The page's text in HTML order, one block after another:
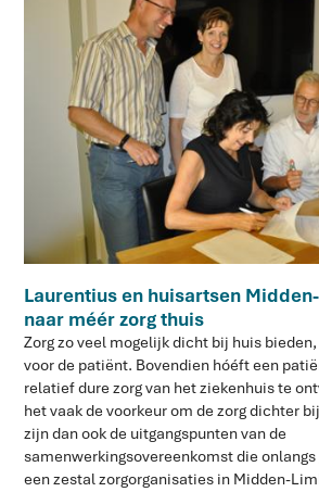
Laurentius en huisartsen
naar méér zorg thuis
Zorg zo veel mogelijk dicht bij huis
voor de patiënt. Bovendien hóéft een
relatief dure zorg van het ziekenhuis te
het vaak de voorkeur om de zorg dichter
zijn dan ook de uitgangspunten van de
samenwerkingsovereenkomst die
een zestal zorgorganisaties in Midden-